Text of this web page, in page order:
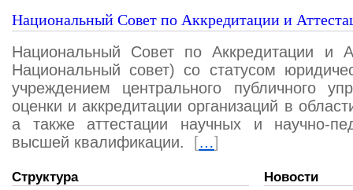
Национальный Совет по Аккредитации и
Национальный Совет по Аккредитации и
Национальный совет) со статусом
учреждением центрального публичного
оценки и аккредитации организаций в
а также аттестации научных и научно-
высшей квалификации.
[…]
Структура Новости